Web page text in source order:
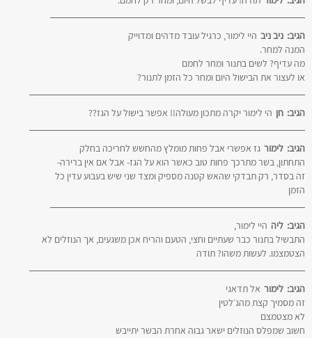
ניב ניב הגיב:
היי לימור, כרגיל עובד מדהים ומדוייק
המנה למחר.
מה עדיף? לשים בתנור ומחר לחמם
או לעצור את הבישול היום ומחר כל הזמן לתנור?
חן הגיב: הי לימור יקרה מתכון מעולה!! אפשר בישול על הגז??
לימור הגיב:
גז אפשרי אבל פחות מומלץ מהחשש לחריכה בחלק
התחתון, בשר מתרכך פחות טוב כאשר הוא על הגז- אבל אם אין ברירה-
זה בסדר, רק תבדקי שהאש קטנה מספיק ומצד שני שיש בעבוע עדין כל
הזמן
ליה הגיב:
היי לימור,
התבשיל בתנור כבר שעתיים וחצי, הטעם והריח אכן משגעים, אך הנוזלים לא
הצטמצמו. לעשות משהו? תודה
לימור הגיב:
אל תדאגי
זה מסמיך קצת מהג׳לטין
לא מצטמצם
חשוב שמפלס הנוזלים ישאר גבוה אחרת הבשר יתייבש